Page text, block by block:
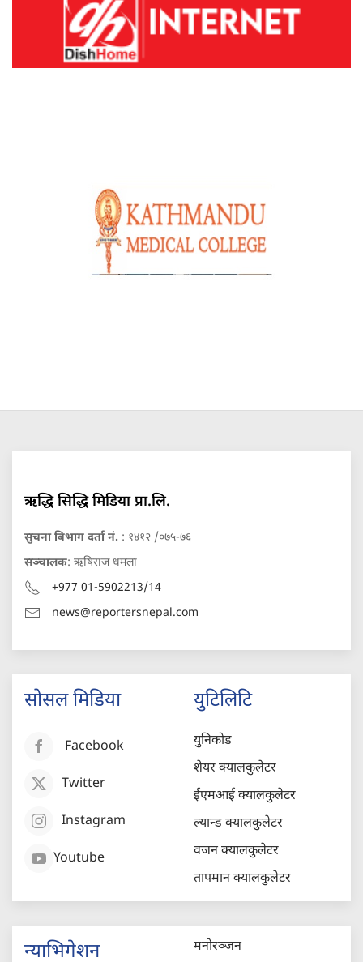
ऋद्धि सिद्धि मिडिया प्रा.लि.
सुचना बिभाग दर्ता नं. : १४१२ /०७५-७६
सञ्चालक: ऋषिराज धमला
+977 01-5902213/14
news@reportersnepal.com
सोसल मिडिया
Facebook
Twitter
Instagram
Youtube
युटिलिटि
युनिकोड
शेयर क्यालकुलेटर
ईएमआई क्यालकुलेटर
ल्यान्ड क्यालकुलेटर
वजन क्यालकुलेटर
तापमान क्यालकुलेटर
न्याभिगेशन मनोरञ्जन